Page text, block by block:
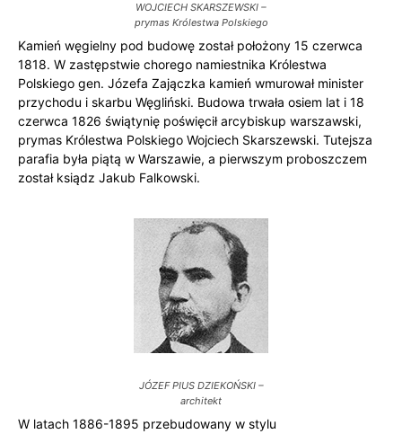
WOJCIECH SKARSZEWSKI –
prymas Królestwa Polskiego
Kamień węgielny pod budowę został położony 15 czerwca
1818. W zastępstwie chorego namiestnika Królestwa
Polskiego gen. Józefa Zajączka kamień wmurował minister
przychodu i skarbu Węgliński. Budowa trwała osiem lat i 18
czerwca 1826 świątynię poświęcił arcybiskup warszawski,
prymas Królestwa Polskiego Wojciech Skarszewski. Tutejsza
parafia była piątą w Warszawie, a pierwszym proboszczem
został ksiądz Jakub Falkowski.
JÓZEF PIUS DZIEKOŃSKI –
architekt
W latach 1886-1895 przebudowany w stylu